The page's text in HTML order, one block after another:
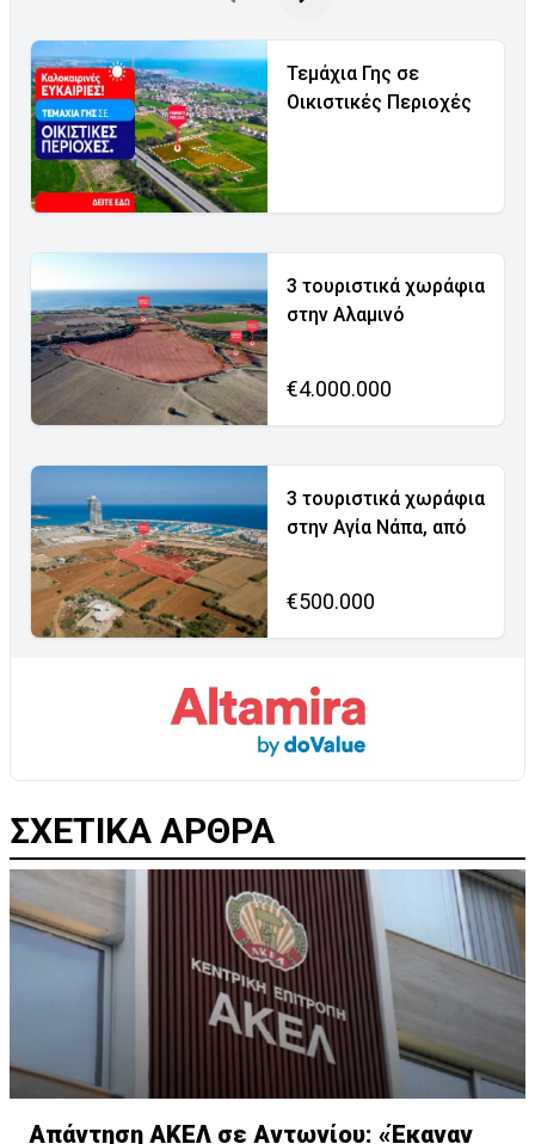
Τεμάχια Γης σε
Οικιστικές Περιοχές
3 τουριστικά χωράφια
στην Αλαμινό
€4.000.000
3 τουριστικά χωράφια
στην Αγία Νάπα, από
€500.000
ΣΧΕΤΙΚΑ ΑΡΘΡΑ
Απάντηση ΑΚΕΛ σε Αντωνίου: «Έκαναν